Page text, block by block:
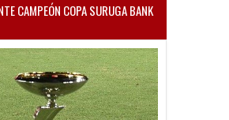
CAMPEÓN COPA SURUGA BANK